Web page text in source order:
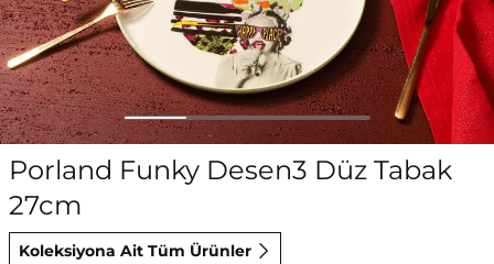
Porland Funky Desen3 Düz Tabak
27cm
Koleksiyona Ait Tüm Ürünler